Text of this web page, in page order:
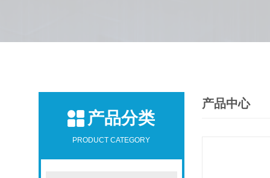
产品分类
PRODUCT CATEGORY
产品中心